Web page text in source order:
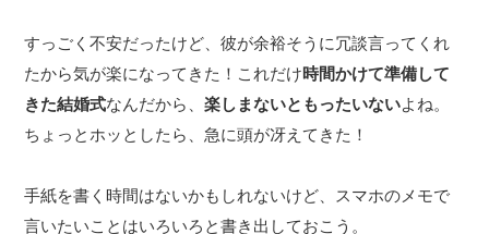
すっごく不安だったけど、彼が余裕そうに冗談言ってくれ
たから気が楽になってきた！これだけ時間かけて準備して
きた結婚式なんだから、楽しまないともったいないよね。
ちょっとホッとしたら、急に頭が冴えてきた！
手紙を書く時間はないかもしれないけど、スマホのメモで
言いたいことはいろいろと書き出しておこう。